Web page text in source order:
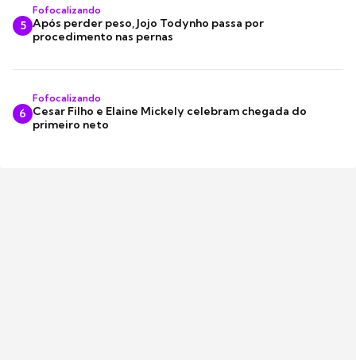
5
Fofocalizando
Após perder peso, Jojo Todynho passa por
procedimento nas pernas
6
Fofocalizando
Cesar Filho e Elaine Mickely celebram chegada do
primeiro neto